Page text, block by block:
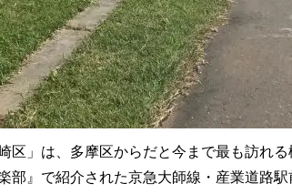
区」は、多摩区からだと今まで最も訪れ
部』で紹介された京急大師線・産業道路